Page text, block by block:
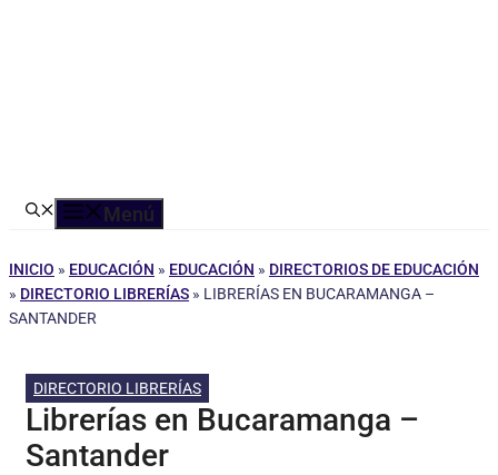
Menú
INICIO » EDUCACIÓN » EDUCACIÓN » DIRECTORIOS DE EDUCACIÓN
» DIRECTORIO LIBRERÍAS » LIBRERÍAS EN BUCARAMANGA –
SANTANDER
DIRECTORIO LIBRERÍAS
Librerías en Bucaramanga –
Santander